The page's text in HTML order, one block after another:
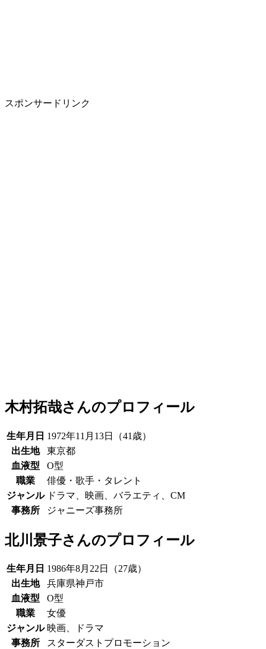
スポンサードリンク
木村拓哉さんのプロフィール
生年月日 1972年11月13日（41歳）
出生地
東京都
血液型
O型
職業
俳優・歌手・タレント
ジャンル ドラマ、映画、バラエティ、CM
事務所
ジャニーズ事務所
北川景子さんのプロフィール
生年月日 1986年8月22日（27歳）
出生地
兵庫県神戸市
血液型
O型
職業
女優
ジャンル 映画、ドラマ
事務所
スターダストプロモーション